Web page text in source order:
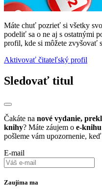
Máte chuť pozrieť si všetky
podeliť sa o ne aj s ostatnými
profil, kde si môžete zvyšovať
Aktivovať čitateľský profil
Sledovať titul
Čakáte na nové vydanie,
knihy? Máte záujem o e-
pošleme vám upozornenie,
E-mail
Zaujíma ma